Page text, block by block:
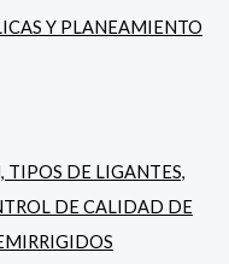
Y PLANEAMIENTO
TIPOS DE LIGANTES,
DE CALIDAD DE